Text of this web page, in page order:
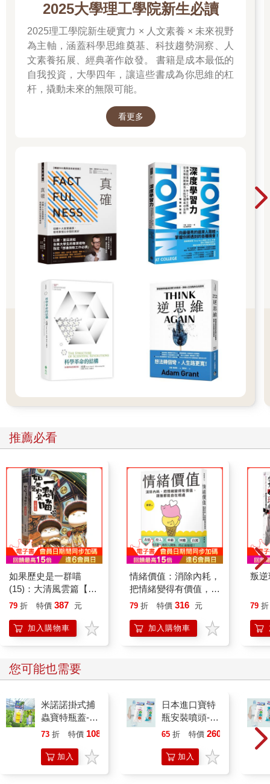
次我往窗邊或光線靠近一丁點，媽媽都會大叫：「危險！」危機
至連走近窗戶或開燈都是。外頭的碰碰聲是槍聲，她說，而要是
他們看見我們在家裡，就也有可能會對我們開槍。
我從不質疑她告訴我的事，而且我也害怕到不敢問為什麼會有人
想對我們開槍。
所以我們每晚都坐在黑暗中，我坐在我的小床上，離媽媽只有幾
的，並靠在窗戶對面的牆上，直到聽見爸爸疲憊的腳步聲爬上樓
梯，來到我們的房間。他總是一走進來就開燈。
要，他堅稱，可是媽媽只要爸爸不在，就會變得對美國的一切都
很不確定。
「乾乾，妳看。」爸爸說，手上拿著一個棕色紙袋對我示意。他
用古怪的方式拿著袋子，抓在側邊，用兩隻手水平捧著。
「什麼？」
「妳開呀！」打開袋子，他命令。
所以我從他手上搶過袋子，然後轉成垂直狀，本來就要這樣的
吧，我心想。
我總是很疑惑為什麼在中文裡「小心」會代表「注意點」。
打開這個袋子讓我想起有一次望進一隻鬥牛犬的嘴巴。那是媽媽
的朋友帶過來的，狗兒直接朝我跑來，熱氣吞噬了我的臉，並漫
進我的毛孔，一股濃烈的臭味讓我暈頭轉向。
「狗！」我厭惡大喊，害得我爸媽都大笑出聲。爸爸解釋說裡面
沒有狗肉啦，這只是美國人叫作「披薩」的東西。
我拿紙袋的方式，使得披薩自己捲起來了，變得好像是包了內餡
一樣。我咬下一口時，起司還拉長牽絲，黏黏的，卡在我的手
指、紙袋、下巴上，害我也開始傻笑了起來。這個可怕、驚人、
好吃的物質到底是什麼啊？而且為什麼我現在才第一次吃到？
何東西：有點彈性，也沒那麼有味道。大聲咀嚼了第二口「披
薩」後，我遞給媽媽，光是品嘗還黏在我手指上的屑屑就很滿足
棕色的紙袋裡只有一片，是我們一家三口的晚餐。我已經學會美
國這裡的餐點都更小份，我們吃的食物很快就能讓我們填飽肚
子，起司和乳製品是我們從前很少吃的東西。但我總是在一個小
時內又會餓起來。吃美國人的食物，就像是大口吞下巨大且馬上
就會帶來滿足的氣泡。
───
流浪貓是我們新家中我最喜歡的一部分。屋子有個圍起來的
後院，全都是貓，院子各處，老包租婆放置了一碟碟便宜的貓
食，混雜著米飯和一碗碗曾經很新鮮、但很快就因落葉、塵土和
雨水而變得汙濁的水。院中有五顏六色的貓咪：長著黑色斑點的
白貓跟虎斑貓。中國幾乎沒有什麼流浪動物，而當大舅舅告訴
我，我在美國會看見前所未見的事物時，我從來都沒想像過，竟
代表的卻是美國會充滿不可靠的朋友。我每天出去都會心懷希
人，可是其他日子，牠們卻若即若離，躲在裂縫和角落中，害我
得到處找。而牠們的眼睛似乎也會隨著天氣改變，前一秒還充滿
仰慕，下一秒就散發輕藐，感覺牠們的心情就像我們的生活一樣
瞬息萬變。
我在院子裡也找到了另一個更為堅定不移的朋友。院子的後牆連
著一個狹窄的平臺，上方有個微微突出的屋頂。在平臺上，有個
佛教神龕，放著一張張裱框的照片，裡面的人長得很像包租婆，
2025大學理工學院新生必讀
2025理工學院新生硬實力 × 人文素養 × 未來視野
為主軸，涵蓋科學思維奠基、科技趨勢洞察、人
文素養拓展、經典著作啟發。 書籍是成本最低的
自我投資，大學四年，讓這些書成為你思維的杠
杆，撬動未來的無限可能。
看更多
推薦必看
如果歷史是一群喵
(15)：大清風雲篇【萌
貓漫畫學歷史】
79 折 特價 387 元
加入購物車
情緒價值：消除內耗，
把情緒變得有價值，跟
誰都能自在相處
79 折 特價 316 元
加入購物車
叛逆
79 折
您可能也需要
米諾諾掛式捕
蟲寶特瓶蓋-2
入x12組
73 折 特價 1088
加入
購物
日本進口寶特
瓶安裝噴頭-2
入x2包
65 折 特價 260
加入
購物